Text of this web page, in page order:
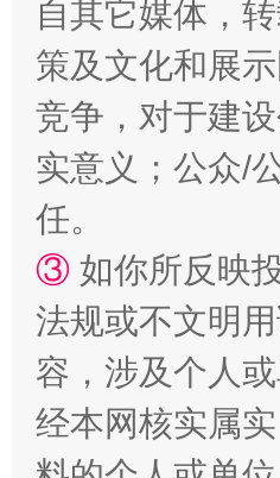
自其它媒体，
策及文化和展
竞争，对于建
实意义；公众/
任。
③ 如你所反映
法规或不文明
容，涉及个人
经本网核实属